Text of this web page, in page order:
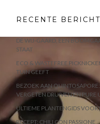
RECENTE
DE WIJ-GAARD, EEN
STAAT
ECO & WASTEFREE
TUIN GEEFT
BEZOEK AAN
VERGETEN DRUIVEN EN PURE
ULTIEME PLANTENGIDS VOOR
RECEPT: CHILI CON PASSIONE